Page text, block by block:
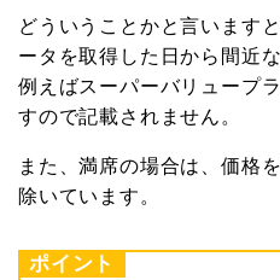
どういうことかと言います
ータを取得した日から間近
例えばスーパーバリュープ
すので記載されません。
また、満席の場合は、価格
除いています。
ポイント